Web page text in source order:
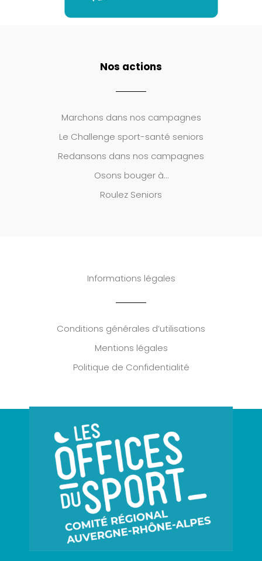
Nos actions
Marchons dans nos campagnes
Le Challenge sport-santé seniors
Redansons dans nos campagnes
Osons bouger à…
Roulez Seniors
Informations légales
Conditions générales d’utilisations
Mentions légales
Politique de Confidentialité